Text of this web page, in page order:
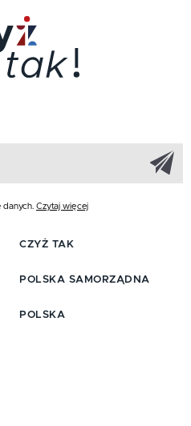
danych. Czytaj więcej
CZYŻ TAK
POLSKA SAMORZĄDNA
POLSKA